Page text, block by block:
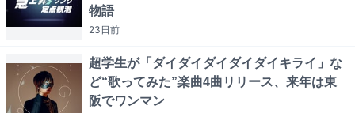
物語
23日前
超学生が「ダイダイダイダイダイキライ」な
ど“歌ってみた”楽曲4曲リリース、来年は東
阪でワンマン